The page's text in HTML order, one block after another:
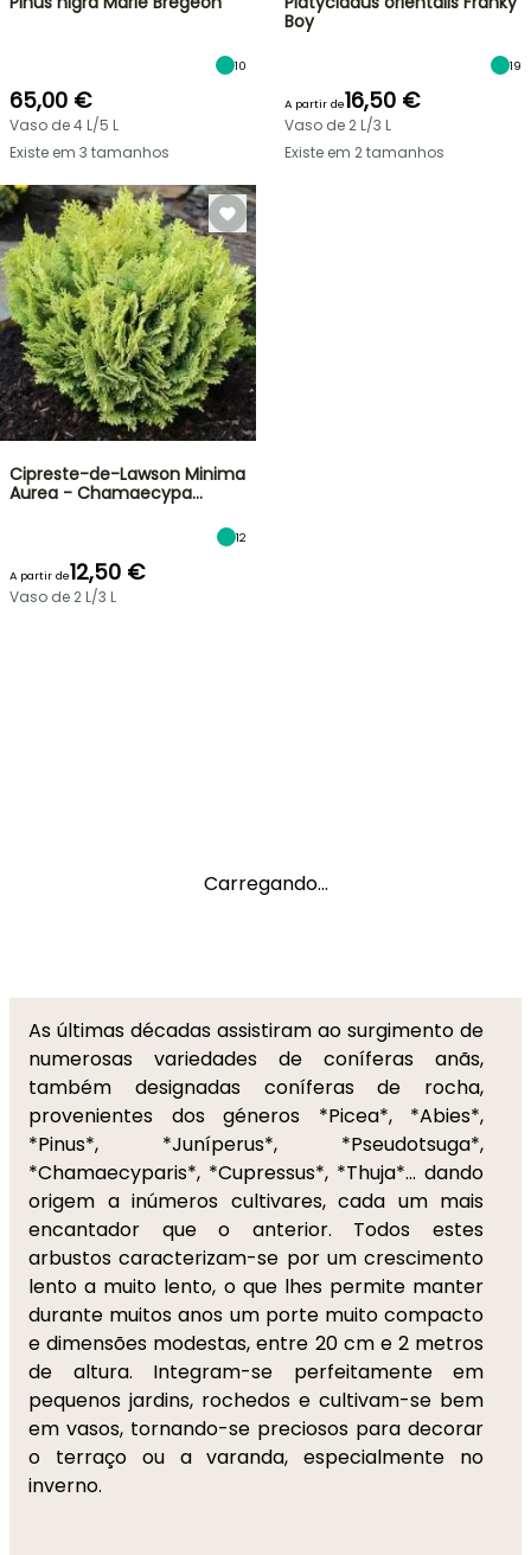
10
65,00 €
Vaso de 4 L/5 L
Existe em 3 tamanhos
Boy
19
A partir de16,50 €
Vaso de 2 L/3 L
Existe em 2 tamanhos
Cipreste-de-Lawson Minima
Aurea - Chamaecypa…
12
A partir de12,50 €
Vaso de 2 L/3 L
Carregando...
As últimas décadas assistiram ao surgimento de
numerosas variedades de coníferas anãs,
também designadas coníferas de rocha,
provenientes dos géneros *Picea*, *Abies*,
*Pinus*, *Juníperus*, *Pseudotsuga*,
*Chamaecyparis*, *Cupressus*, *Thuja*... dando
origem a inúmeros cultivares, cada um mais
encantador que o anterior. Todos estes
arbustos caracterizam-se por um crescimento
lento a muito lento, o que lhes permite manter
durante muitos anos um porte muito compacto
e dimensões modestas, entre 20 cm e 2 metros
de altura. Integram-se perfeitamente em
pequenos jardins, rochedos e cultivam-se bem
em vasos, tornando-se preciosos para decorar
o terraço ou a varanda, especialmente no
inverno.